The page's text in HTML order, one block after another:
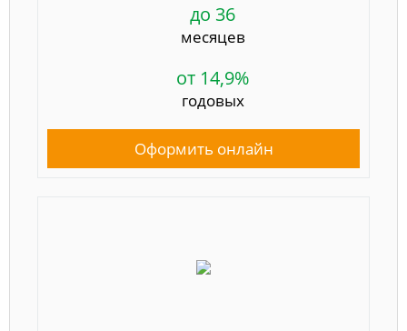
до 36
месяцев
от 14,9%
годовых
Оформить онлайн